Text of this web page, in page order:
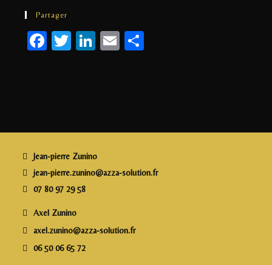
Partager
F
a
o
o
k
T
w
Li
n
n
E
m
e
Jean-pierre Zunino
jean-pierre.zunino@azza-solution.fr
07 80 97 29 58
Axel Zunino
axel.zunino@azza-solution.fr
06 50 06 65 72